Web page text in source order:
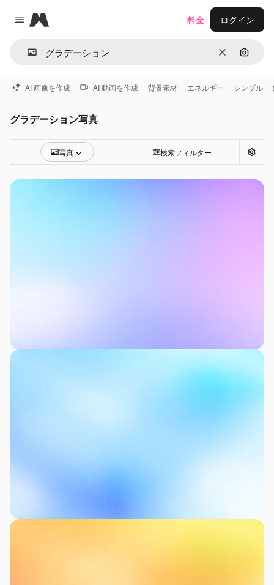
Close menu
Magnific
消去 画像で
料金 ログイン
AI 画像を作成 AI 動画を作成 背景素材 エネルギー シンプル
グラデーション写真
写真 検索フィルター